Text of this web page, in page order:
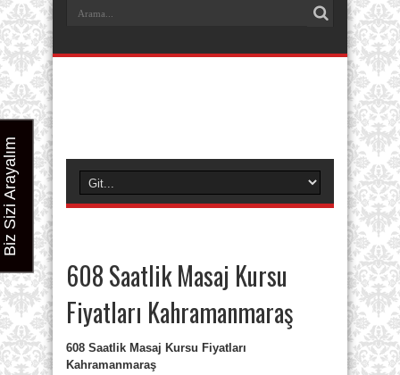
608 Saatlik Masaj Kursu
Fiyatları Kahramanmaraş
608 Saatlik Masaj Kursu Fiyatları
Kahramanmaraş
Biz Sizi Arayalım